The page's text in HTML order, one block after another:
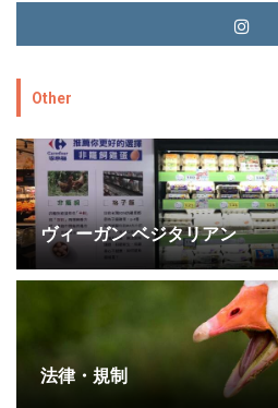
Other
ヴィーガン ベジタリアン
法律・規制